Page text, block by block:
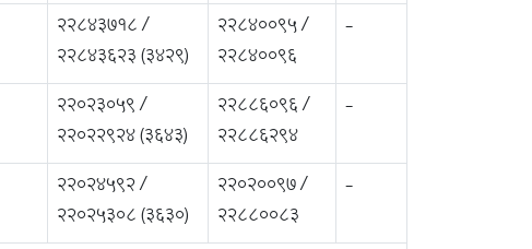
22843718 /
22843623 (3429)
22840095 /
22840096
-
22023059 /
22022924 (3643)
22886096 /
22886294
-
22024592 /
22025308 (3630)
22020097 /
22880083
-